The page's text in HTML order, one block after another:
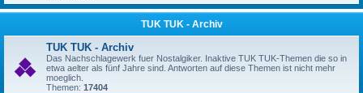
TUK TUK - Archiv
TUK TUK - Archiv
Das Nachschlagewerk fuer Nostalgiker. Inaktive TUK TUK-Themen die so in
etwa aelter als fünf Jahre sind. Antworten auf diese Themen ist nicht mehr
moeglich.
Themen: 17404